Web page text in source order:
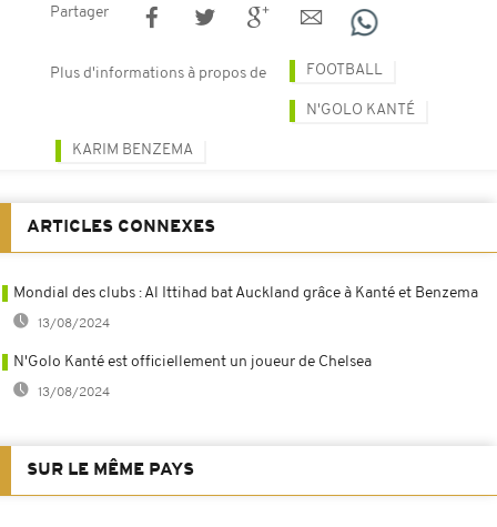
Partager
Plus d'informations à propos de FOOTBALL
N'GOLO KANTÉ
KARIM BENZEMA
ARTICLES CONNEXES
Mondial des clubs : Al Ittihad bat Auckland grâce à Kanté et Benzema
13/08/2024
N'Golo Kanté est officiellement un joueur de Chelsea
13/08/2024
SUR LE MÊME PAYS